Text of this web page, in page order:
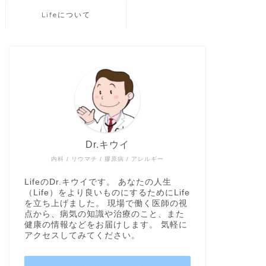
Lifeについて
内科 / リウマチ / 膠原病 / アレルギー
Dr.キウイ
LifeのDr.キウイです。 あなたの人生
（Life）をより良いものにするためにLife
を立ち上げました。 現場で働く医師の視
点から、病気の知識や治療のこと、また
健康の情報などをお届けします。 気軽に
アクセスしてみてください。